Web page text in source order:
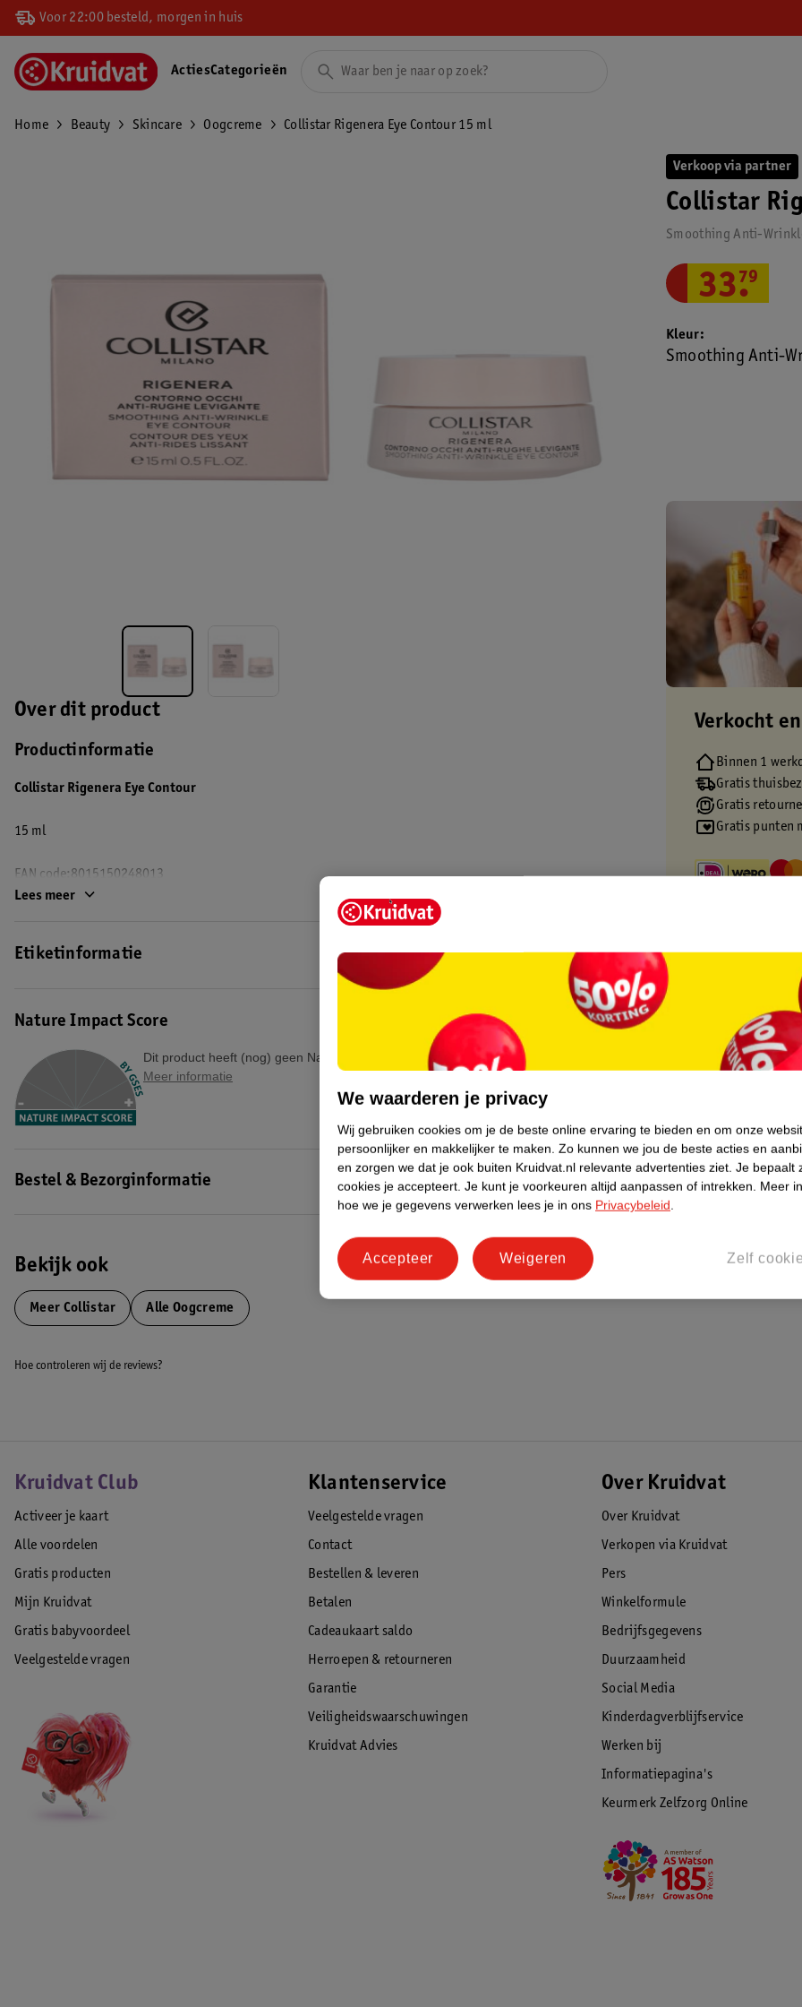
Voor 22:00 besteld, morgen in huis
ActiesCategorieën
Home Beauty Skincare Oogcreme Collistar Rigenera Eye Contour 15 ml
Over dit product
Productinformatie
Collistar Rigenera Eye Contour
15 ml
EAN code:8015150248013
Lees meer
Etiketinformatie
Nature Impact Score
Dit product heeft (nog) geen Nature Impact Score.
Meer informatie
Bestel & Bezorginformatie
Bekijk ook
Meer Collistar Alle Oogcreme
Verkoop via partner
Collistar
Smoothing Anti-
33.
79
Kleur
Smoothing Anti-
Verkocht
Binnen 1
Gratis
Gratis
Gratis punten
Hoe controleren wij de reviews?
Kruidvat Club
Activeer je kaart
Alle voordelen
Gratis producten
Mijn Kruidvat
Gratis babyvoordeel
Veelgestelde vragen
Klantenservice
Veelgestelde vragen
Contact
Bestellen & leveren
Betalen
Cadeaukaart saldo
Herroepen & retourneren
Garantie
Veiligheidswaarschuwingen
Kruidvat Advies
Over Kruidvat
Over Kruidvat
Verkopen via Kruidvat
Pers
Winkelformule
Bedrijfsgegevens
Duurzaamheid
Social Media
Kinderdagverblijfservice
Werken bij
Informatiepagina's
Keurmerk Zelfzorg Online
We waarderen je privacy
Wij gebruiken cookies om je de beste online ervaring te bieden en om onze
persoonlijker en makkelijker te maken. Zo kunnen we jou de beste acties en
en zorgen we dat je ook buiten Kruidvat.nl relevante advertenties ziet. Je bepaalt
cookies je accepteert. Je kunt je voorkeuren altijd aanpassen of intrekken. Meer
hoe we je gegevens verwerken lees je in ons Privacybeleid.
Zelf
Weigeren
Accepteer